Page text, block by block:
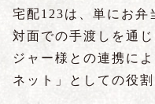
宅配123は、単にお弁
対面での手渡しを通
ジャー様との連携に
ネット」としての役